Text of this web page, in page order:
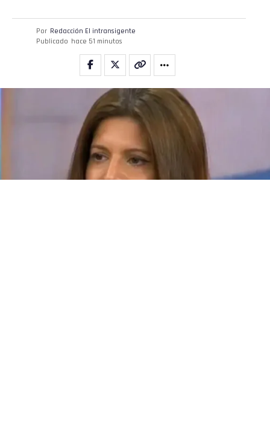
Por Redacción El intransigente
Publicado hace 51 minutos